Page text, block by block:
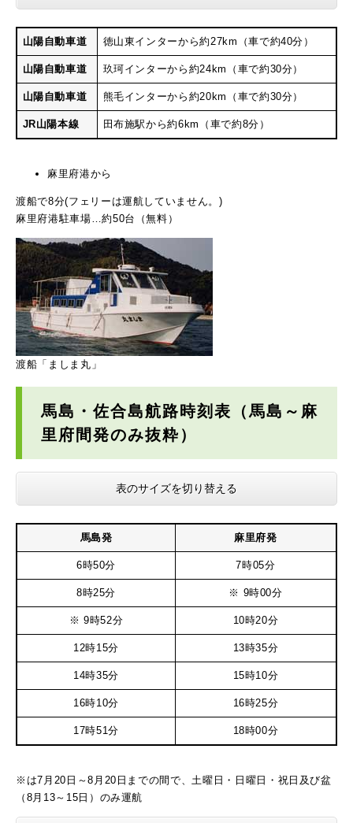
山陽自動車道 徳山東インターから約27km（車で約40分）
山陽自動車道 玖珂インターから約24km（車で約30分）
山陽自動車道 熊毛インターから約20km（車で約30分）
JR山陽本線 田布施駅から約6km（車で約8分）
麻里府港から
渡船で8分(フェリーは運航していません。)
​麻里府港駐車場…約50台（無料）
​渡船「ましま丸」
馬島・佐合島航路時刻表（馬島～麻
里府間発のみ抜粋）
表のサイズを切り替える
馬島発 麻里府発
6時50分 7時05分
8時25分 ※ 9時00分
※ 9時52分 10時20分
12時15分 13時35分
14時35分 15時10分
16時10分 16時25分
17時51分 18時00分
※は7月20日～8月20日までの間で、土曜日・日曜日・祝日及び盆
（8月13～15日）のみ運航